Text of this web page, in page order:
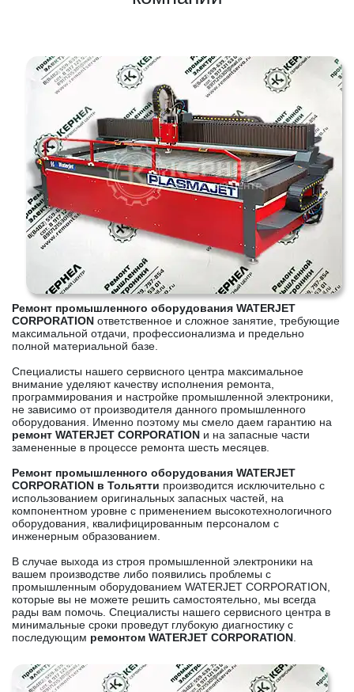
Ремонт промышленного оборудования WATERJET
CORPORATION ответственное и сложное занятие, требующие
максимальной отдачи, профессионализма и предельно
полной материальной базе.
Специалисты нашего сервисного центра максимальное
внимание уделяют качеству исполнения ремонта,
программирования и настройке промышленной электроники,
не зависимо от производителя данного промышленного
оборудования. Именно поэтому мы смело даем гарантию на
ремонт WATERJET CORPORATION и на запасные части
замененные в процессе ремонта шесть месяцев.
Ремонт промышленного оборудования WATERJET
CORPORATION в Тольятти производится исключительно с
использованием оригинальных запасных частей, на
компонентном уровне с применением высокотехнологичного
оборудования, квалифицированным персоналом с
инженерным образованием.
В случае выхода из строя промышленной электроники на
вашем производстве либо появились проблемы с
промышленным оборудованием WATERJET CORPORATION,
которые вы не можете решить самостоятельно, мы всегда
рады вам помочь. Специалисты нашего сервисного центра в
минимальные сроки проведут глубокую диагностику с
последующим ремонтом WATERJET CORPORATION